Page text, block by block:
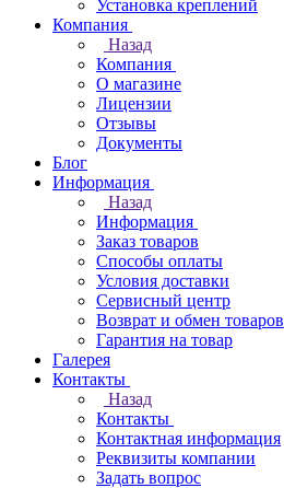
Установка креплений
Компания
Назад
Компания
О магазине
Лицензии
Отзывы
Документы
Блог
Информация
Назад
Информация
Заказ товаров
Способы оплаты
Условия доставки
Сервисный центр
Возврат и обмен товаров
Гарантия на товар
Галерея
Контакты
Назад
Контакты
Контактная информация
Реквизиты компании
Задать вопрос